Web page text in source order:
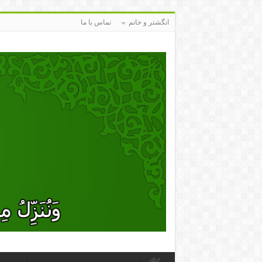
انگشتر و خاتم تماس با ما